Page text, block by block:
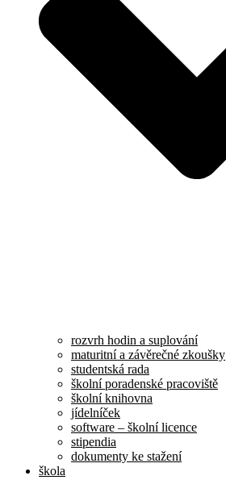
rozvrh hodin a suplování
maturitní a závěrečné zkoušky
studentská rada
školní poradenské pracoviště
školní knihovna
jídelníček
software – školní licence
stipendia
dokumenty ke stažení
škola